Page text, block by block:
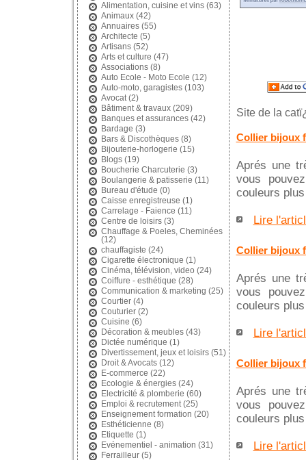
Alimentation, cuisine et vins(63)
Animaux(42)
Annuaires(55)
Architecte (5)
Artisans(52)
Arts et culture (47)
Associations(8)
Auto Ecole - Moto Ecole (12)
Auto-moto, garagistes(103)
Avocat(2)
Bâtiment & travaux(209)
Banques et assurances(42)
Bardage (3)
Bars & Discothèques(8)
Bijouterie-horlogerie (15)
Blogs(19)
Boucherie Charcuterie (3)
Boulangerie & patisserie (11)
Bureau d'étude (0)
Caisse enregistreuse (1)
Carrelage - Faience (11)
Centre de loisirs(3)
Chauffage & Poeles, Cheminées
(12)
chauffagiste (24)
Cigarette électronique (1)
Cinéma, télévision, video (24)
Coiffure - esthétique (28)
Communication & marketing (25)
Courtier(4)
Couturier(2)
Cuisine (6)
Décoration & meubles(43)
Dictée numérique (1)
Divertissement, jeux et loisirs(51)
Droit & Avocats(12)
E-commerce (22)
Ecologie & énergies(24)
Electricité & plomberie (60)
Emploi & recrutement(25)
Enseignement formation (20)
Esthéticienne (8)
Etiquette (1)
Evénementiel - animation (31)
Ferrailleur(5)
Site de la
Collier bijoux
Aprés une
vous
couleurs
Lire
Collier bijoux
Aprés une
vous
couleurs
Lire
Collier bijoux
Aprés une
vous
couleurs
Lire